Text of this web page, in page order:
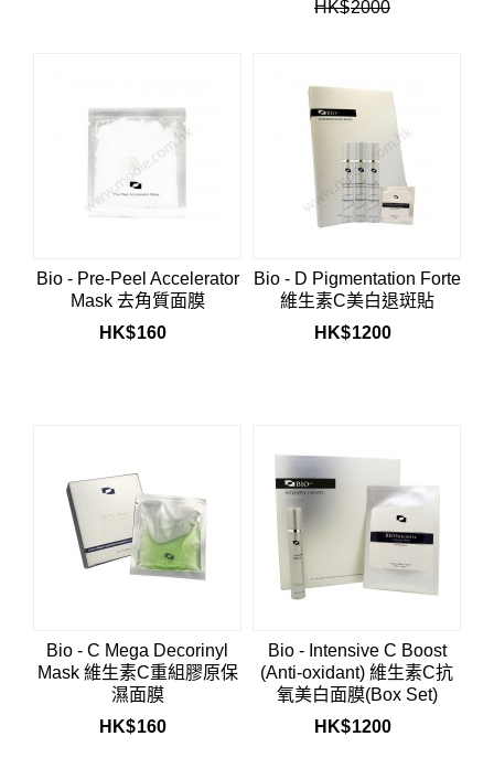
HK$2000
Bio - Pre-Peel Accelerator
Mask 去角質面膜
HK$160
Bio - D Pigmentation Forte
維生素C美白退斑貼
HK$1200
Bio - C Mega Decorinyl
Mask 維生素C重組膠原保
濕面膜
HK$160
Bio - Intensive C Boost
(Anti-oxidant) 維生素C抗
氧美白面膜(Box Set)
HK$1200